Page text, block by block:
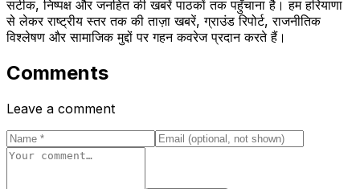
सटीक, निष्पक्ष और जनहित की खबरें पाठकों तक पहुँचाना है। हम हरियाणा
से लेकर राष्ट्रीय स्तर तक की ताज़ा खबरें, ग्राउंड रिपोर्ट, राजनीतिक
विश्लेषण और सामाजिक मुद्दों पर गहन कवरेज प्रदान करते हैं।
Comments
Leave a comment